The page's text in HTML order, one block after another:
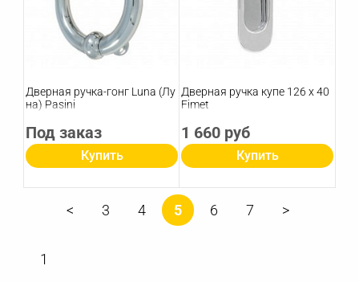
Дверная ручка-гонг Luna (Лу
на) Pasini
Под заказ
Купить
Дверная ручка купе 126 х 40
Fimet
1 660 руб
Купить
3 4 5 6 7
1